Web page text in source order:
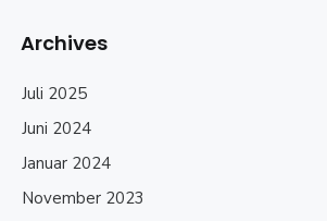
Archives
Juli 2025
Juni 2024
Januar 2024
November 2023